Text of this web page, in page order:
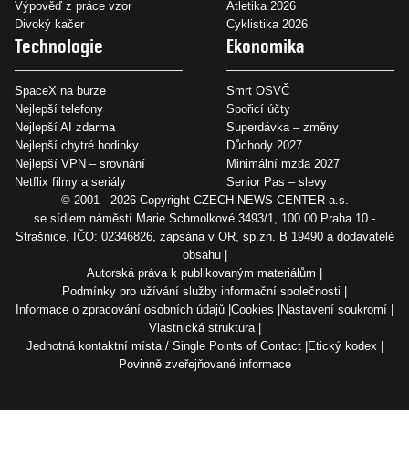
Výpověď z práce vzor
Divoký kačer
Atletika 2026
Cyklistika 2026
Technologie
SpaceX na burze
Nejlepší telefony
Nejlepší AI zdarma
Nejlepší chytré hodinky
Nejlepší VPN – srovnání
Netflix filmy a seriály
Ekonomika
Smrt OSVČ
Spořicí účty
Superdávka – změny
Důchody 2027
Minimální mzda 2027
Senior Pas – slevy
© 2001 - 2026 Copyright CZECH NEWS CENTER a.s.
se sídlem náměstí Marie Schmolkové 3493/1, 100 00 Praha 10 -
Strašnice, IČO: 02346826, zapsána v OR, sp.zn. B 19490 a dodavatelé
obsahu
Autorská práva k publikovaným materiálům
Podmínky pro užívání služby informační společnosti
Informace o zpracování osobních údajů Cookies Nastavení soukromí
Vlastnická struktura
Jednotná kontaktní místa / Single Points of Contact Etický kodex
Povinně zveřejňované informace